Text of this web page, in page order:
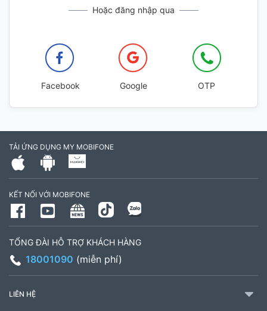
Hoặc đăng nhập qua
Facebook Google OTP
TẢI ỨNG DỤNG MY MOBIFONE
KẾT NỐI VỚI MOBIFONE
TỔNG ĐÀI HỖ TRỢ KHÁCH HÀNG
18001090 (miễn phí)
LIÊN HỆ